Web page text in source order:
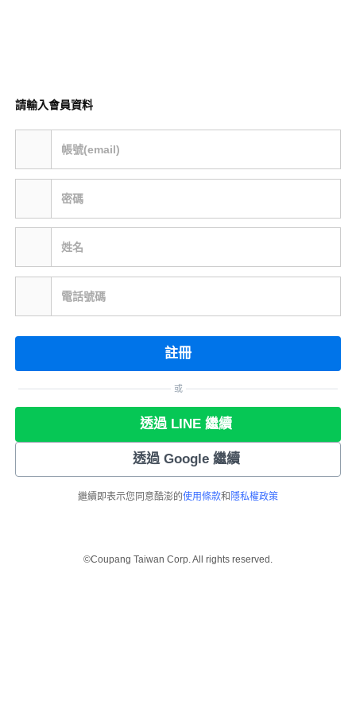
請輸入會員資料
帳號(email)
密碼
姓名
電話號碼
註冊
或
透過 LINE 繼續
透過 Google 繼續
繼續即表示您同意酷澎的使用條款和 隱私權政策
©Coupang Taiwan Corp. All rights reserved.